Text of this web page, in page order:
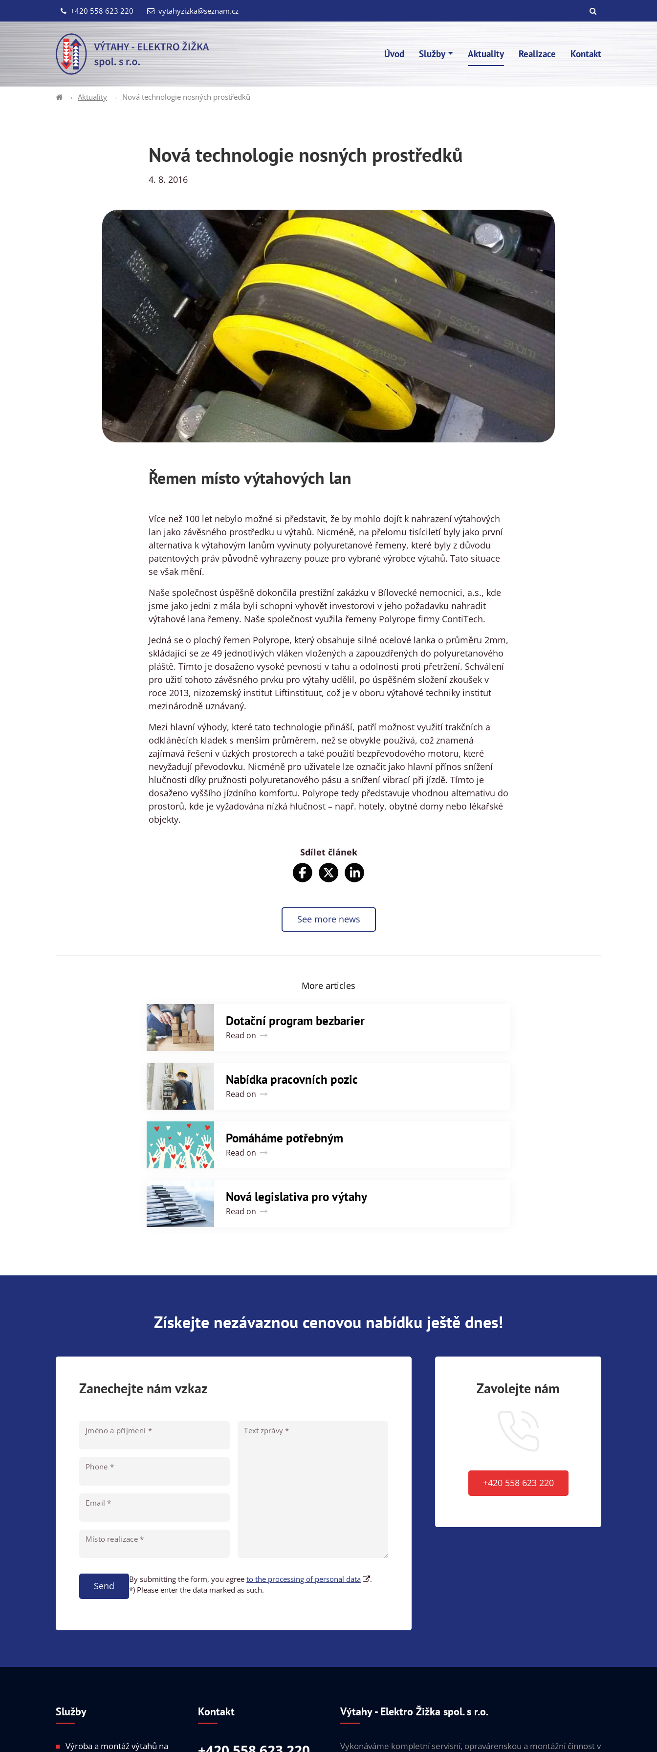
+420 558 623 220 vytahyzizka@seznam.cz
Úvod Služby Aktuality Realizace Kontakt
Aktuality Nová technologie nosných prostředků
Nová technologie nosných prostředků
4. 8. 2016
Řemen místo výtahových lan
Více než 100 let nebylo možné si představit, že by mohlo dojít k nahrazení výtahových
lan jako závěsného prostředku u výtahů. Nicméně, na přelomu tisíciletí byly jako první
alternativa k výtahovým lanům vyvinuty polyuretanové řemeny, které byly z důvodu
patentových práv původně vyhrazeny pouze pro vybrané výrobce výtahů. Tato situace
se však mění.
Naše společnost úspěšně dokončila prestižní zakázku v Bílovecké nemocnici, a.s., kde
jsme jako jedni z mála byli schopni vyhovět investorovi v jeho požadavku nahradit
výtahové lana řemeny. Naše společnost využila řemeny Polyrope firmy ContiTech.
Jedná se o plochý řemen Polyrope, který obsahuje silné ocelové lanka o průměru 2mm,
skládající se ze 49 jednotlivých vláken vložených a zapouzdřených do polyuretanového
pláště. Tímto je dosaženo vysoké pevnosti v tahu a odolnosti proti přetržení. Schválení
pro užití tohoto závěsného prvku pro výtahy udělil, po úspěšném složení zkoušek v
roce 2013, nizozemský institut Liftinstituut, což je v oboru výtahové techniky institut
mezinárodně uznávaný.
Mezi hlavní výhody, které tato technologie přináší, patří možnost využití trakčních a
odkláněcích kladek s menším průměrem, než se obvykle používá, což znamená
zajímavá řešení v úzkých prostorech a také použití bezpřevodového motoru, které
nevyžadují převodovku. Nicméně pro uživatele lze označit jako hlavní přínos snížení
hlučnosti díky pružnosti polyuretanového pásu a snížení vibrací při jízdě. Tímto je
dosaženo vyššího jízdního komfortu. Polyrope tedy představuje vhodnou alternativu do
prostorů, kde je vyžadována nízká hlučnost – např. hotely, obytné domy nebo lékařské
objekty.
Sdílet článek
See more news
More articles
Dotační program bezbarier
Read on
Nabídka pracovních pozic
Read on
Pomáháme potřebným
Read on
Nová legislativa pro výtahy
Read on
Získejte nezávaznou cenovou nabídku ještě dnes!
Zanechejte nám vzkaz
Jméno a příjmení *
Phone *
Email *
Místo realizace *
Text zprávy *
Send
By submitting the form, you agree to the processing of personal data
.
*) Please enter the data marked as such.
Zavolejte nám
+420 558 623 220
Služby
Výroba a montáž výtahů na
Kontakt Výtahy - Elektro Žižka spol. s r.o.
Vykonáváme kompletní servisní, opravárenskou a montážní činnost v